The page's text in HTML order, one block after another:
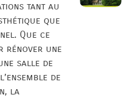
tant au
que
Que ce
rénover une
salle de
de
la